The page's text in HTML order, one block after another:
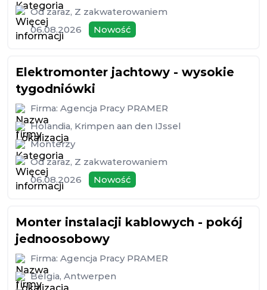
Od zaraz, Z zakwaterowaniem
06.08.2026
Nowość
Elektromonter jachtowy - wysokie
tygodniówki
Firma: Agencja Pracy PRAMER
Holandia, Krimpen aan den IJssel
Monterzy
Od zaraz, Z zakwaterowaniem
06.08.2026
Nowość
Monter instalacji kablowych - pokój
jednoosobowy
Firma: Agencja Pracy PRAMER
Belgia, Antwerpen